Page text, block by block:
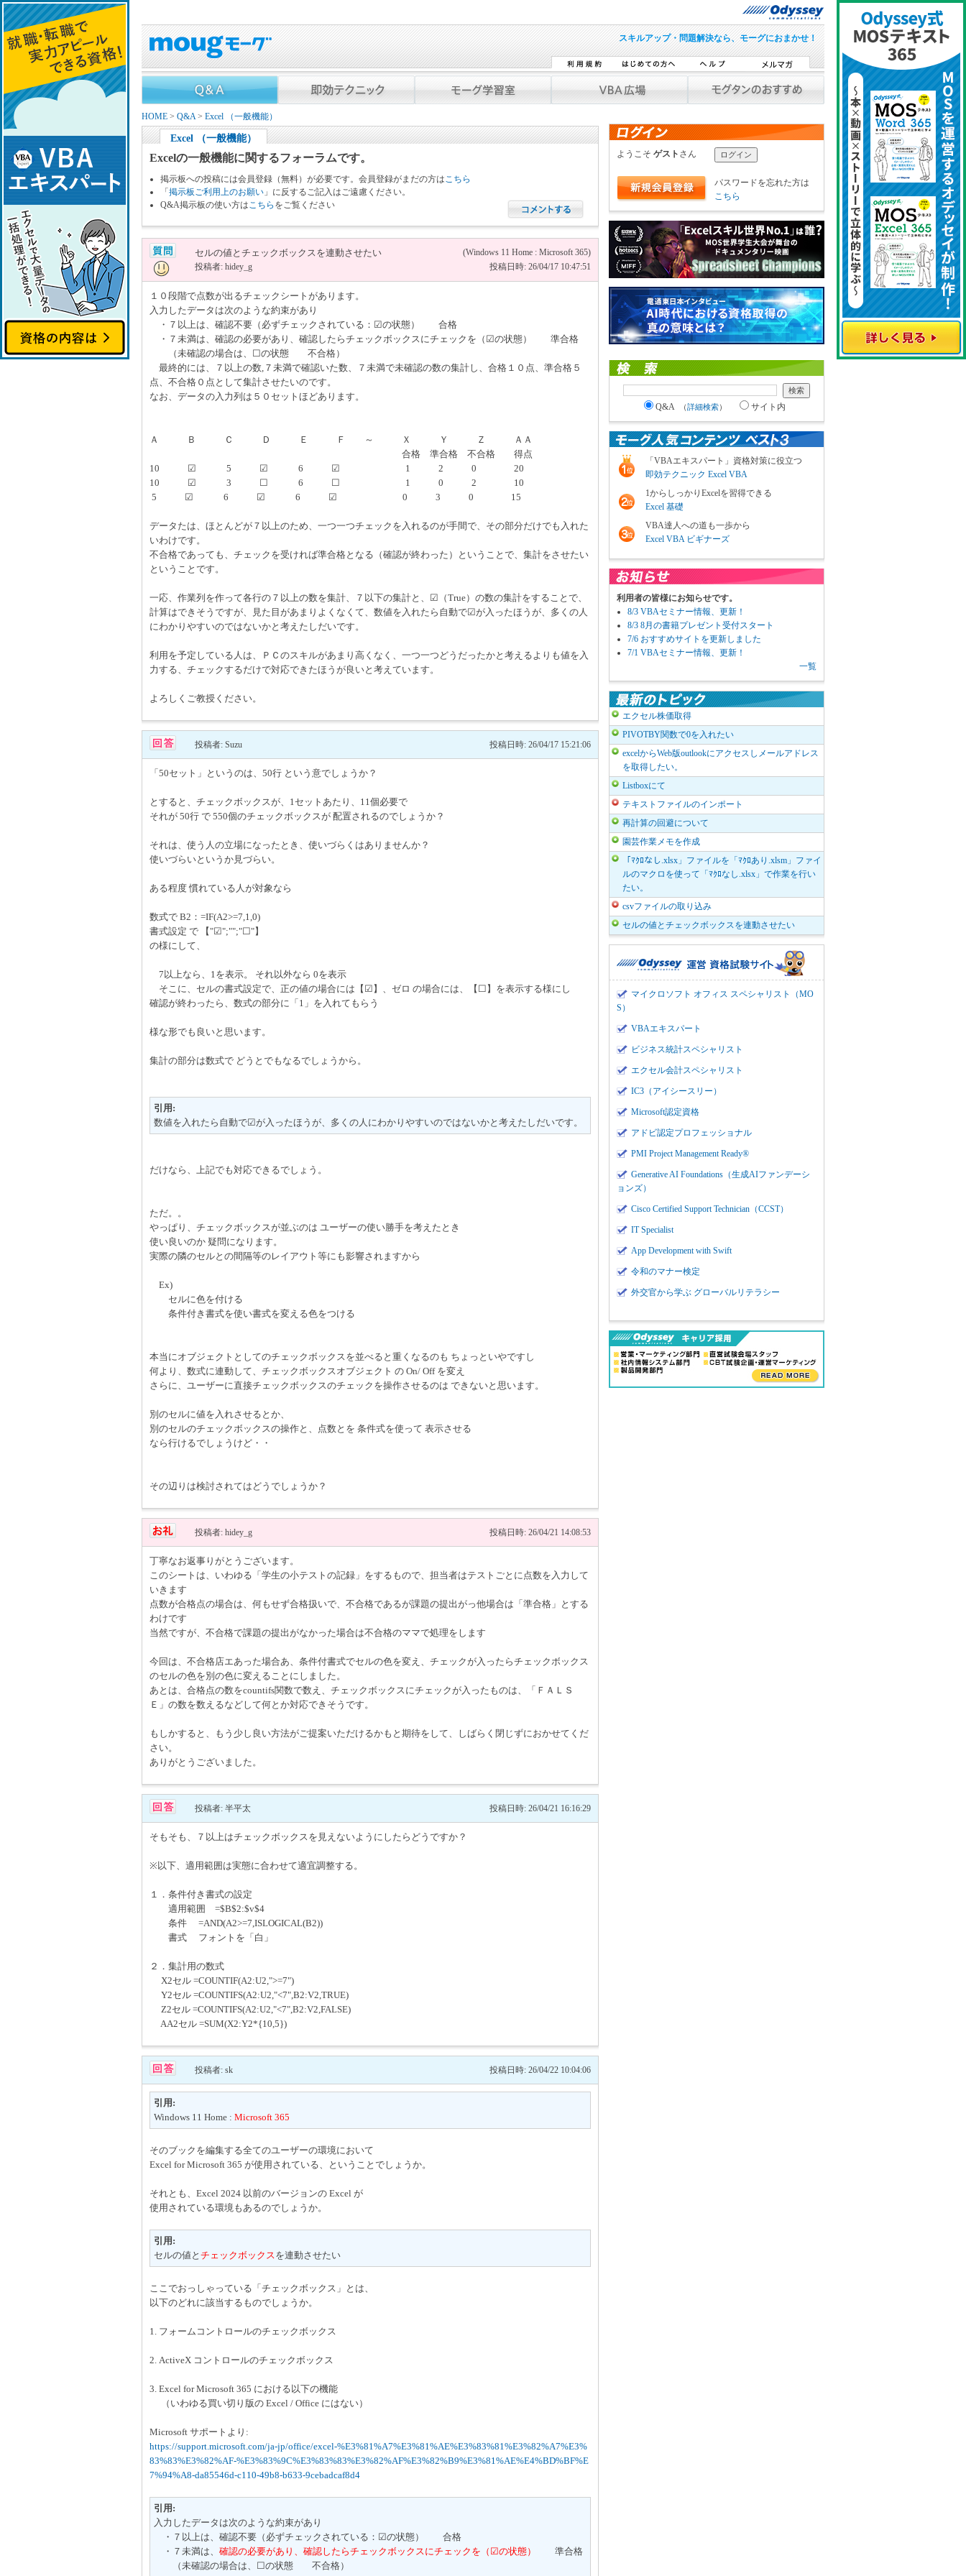
スキルアップ・問題解決なら、モーグにおまかせ！
HOME > Q&A> Excel （一般機能）
Excel （一般機能）
Excelの一般機能に関するフォーラムです。
掲示板への投稿には会員登録（無料）が必要です。会員登録がまだの方は こちら
「掲示板ご利用上のお願い 」に反するご記入はご遠慮ください。
Q&A掲示板の使い方は こちら をご覧ください
(Windows 11 Home : Microsoft 365)
セルの値とチェックボックスを連動させたい
投稿日時: 26/04/17 10:47:51
投稿者: hidey_g
１０段階で点数が出るチェックシートがあります。
入力したデータは次のような約束があり
・７以上は、確認不要（必ずチェックされている：☑の状態） 合格
・７未満は、確認の必要があり、確認したらチェックボックスにチェックを（☑の状態） 準合格
（未確認の場合は、☐の状態 不合格）
最終的には、７以上の数,７未満で確認いた数、７未満で未確認の数の集計し、合格１０点、準合格５
点、不合格０点として集計させたいのです。
なお、データの入力列は５０セットほどあります。
Ａ Ｂ Ｃ Ｄ Ｅ Ｆ ～ Ｘ Ｙ Ｚ ＡＡ
合格 準合格 不合格 得点
10 ☑ 5 ☑ 6 ☑ 1 2 0 20
10 ☑ 3 ☐ 6 ☐ 1 0 2 10
5 ☑ 6 ☑ 6 ☑ 0 3 0 15
データたは、ほとんどが７以上のため、一つ一つチェックを入れるのが手間で、その部分だけでも入れた
いわけです。
不合格であっても、チェックを受ければ準合格となる（確認が終わった）ということで、集計をさせたい
ということです。
一応、作業列を作って各行の７以上の数を集計、７以下の集計と、☑（True）の数の集計をすることで、
計算はできそうですが、見た目があまりよくなくて、数値を入れたら自動で☑が入ったほうが、多くの人
にわかりやすいのではないかと考えたしだいです。
利用を予定している人は、ＰＣのスキルがあまり高くなく、一つ一つどうだったかと考えるよりも値を入
力する、チェックするだけで対応できたほうが良いと考えています。
よろしくご教授ください。
投稿日時: 26/04/17 15:21:06
投稿者: Suzu
「50セット」というのは、50行 という意でしょうか？
とすると、チェックボックスが、1セットあたり、11個必要で
それが 50行 で 550個のチェックボックスが 配置されるのでしょうか？
それは、使う人の立場になったとき、使いづらくはありませんか？
使いづらいというか見づらい。
ある程度 慣れている人が対象なら
数式で B2：=IF(A2>=7,1,0)
書式設定 で 【"☑";"";"☐"】
の様にして、
7以上なら、1を表示。 それ以外なら 0を表示
そこに、セルの書式設定で、正の値の場合には【☑】、ゼロ の場合には、【☐】を表示する様にし
確認が終わったら、数式の部分に「1」を入れてもらう
様な形でも良いと思います。
集計の部分は数式で どうとでもなるでしょうから。
引用:
数値を入れたら自動で☑が入ったほうが、多くの人にわかりやすいのではないかと考えたしだいです。
だけなら、上記でも対応できるでしょう。
ただ。。
やっぱり、チェックボックスが並ぶのは ユーザーの使い勝手を考えたとき
使い良いのか 疑問になります。
実際の隣のセルとの間隔等のレイアウト等にも影響されますから
Ex)
セルに色を付ける
条件付き書式を使い書式を変える色をつける
本当にオブジェクトとしてのチェックボックスを並べると重くなるのも ちょっといやですし
何より、数式に連動して、チェックボックスオブジェクト の On/ Off を変え
さらに、ユーザーに直接チェックボックスのチェックを操作させるのは できないと思います。
別のセルに値を入れさせるとか、
別のセルのチェックボックスの操作と、点数とを 条件式を使って 表示させる
なら行けるでしょうけど・・
その辺りは検討されてはどうでしょうか？
投稿日時: 26/04/21 14:08:53
投稿者: hidey_g
丁寧なお返事りがとうございます。
このシートは、いわゆる「学生の小テストの記録」をするもので、担当者はテストごとに点数を入力して
いきます
点数が合格点の場合は、何もせず合格扱いで、不合格であるが課題の提出がっ他場合は「準合格」とする
わけです
当然ですが、不合格で課題の提出がなかった場合は不合格のママで処理をします
今回は、不合格店エあった場合あ、条件付書式でセルの色を変え、チェックが入ったらチェックボックス
のセルの色を別の色に変えることにしました。
あとは、合格点の数をcountifs関数で数え、チェックボックスにチェックが入ったものは、「ＦＡＬＳ
Ｅ」の数を数えるなどして何とか対応できそうです。
もしかすると、もう少し良い方法がご提案いただけるかもと期待をして、しばらく閉じずにおかせてくだ
さい。
ありがとうございました。
投稿日時: 26/04/21 16:16:29
投稿者: 半平太
そもそも、７以上はチェックボックスを見えないようにしたらどうですか？
※以下、適用範囲は実態に合わせて適宜調整する。
１．条件付き書式の設定
適用範囲 =$B$2:$v$4
条件 =AND(A2>=7,ISLOGICAL(B2))
書式 フォントを「白」
２．集計用の数式
X2セル =COUNTIF(A2:U2,">=7")
Y2セル =COUNTIFS(A2:U2,"<7",B2:V2,TRUE)
Z2セル =COUNTIFS(A2:U2,"<7",B2:V2,FALSE)
AA2セル =SUM(X2:Y2*{10,5})
投稿日時: 26/04/22 10:04:06
投稿者: sk
引用:
Windows 11 Home : Microsoft 365
そのブックを編集する全てのユーザーの環境において
Excel for Microsoft 365 が使用されている、ということでしょうか。
それとも、Excel 2024 以前のバージョンの Excel が
使用されている環境もあるのでしょうか。
引用:
セルの値と チェックボックス を連動させたい
ここでおっしゃっている「チェックボックス」とは、
以下のどれに該当するものでしょうか。
1. フォームコントロールのチェックボックス
2. ActiveX コントロールのチェックボックス
3. Excel for Microsoft 365 における以下の機能
（いわゆる買い切り版の Excel / Office にはない）
Microsoft サポートより:
https://support.microsoft.com/ja-jp/office/excel-%E3%81%A7%E3%81%AE%E3%83%81%E3%82%A7%E3%
83%83%E3%82%AF-%E3%83%9C%E3%83%83%E3%82%AF%E3%82%B9%E3%81%AE%E4%BD%BF%E
7%94%A8-da85546d-c110-49b8-b633-9cebadcaf8d4
引用:
入力したデータは次のような約束があり
・７以上は、確認不要（必ずチェックされている：☑の状態） 合格
・７未満は、 確認の必要があり、確認したらチェックボックスにチェックを（☑の状態）
準合格
（未確認の場合は、☐の状態 不合格）
ようこそ ゲスト さん
パスワードを忘れた方は
こちら
Q&A （詳細検索） サイト内
「VBAエキスパート」資格対策に役立つ
即効テクニック Excel VBA
1からしっかりExcelを習得できる
Excel 基礎
VBA達人への道も一歩から
Excel VBA ビギナーズ
利用者の皆様にお知らせです。
8/3 VBAセミナー情報、更新！
8/3 8月の書籍プレゼント受付スタート
7/6 おすすめサイトを更新しました
7/1 VBAセミナー情報、更新！
一覧
エクセル株価取得
PIVOTBY関数で0を入れたい
excelからWeb版outlookにアクセスしメールアドレス
を取得したい。
Listboxにて
テキストファイルのインポート
再計算の回避について
園芸作業メモを作成
「ﾏｸﾛなし.xlsx」ファイルを「ﾏｸﾛあり.xlsm」ファイ
ルのマクロを使って「ﾏｸﾛなし.xlsx」で作業を行い
たい。
csvファイルの取り込み
セルの値とチェックボックスを連動させたい
マイクロソフト オフィス スペシャリスト（MO
S）
VBAエキスパート
ビジネス統計スペシャリスト
エクセル会計スペシャリスト
IC3（アイシースリー）
Microsoft認定資格
アドビ認定プロフェッショナル
PMI Project Management Ready®
Generative AI Foundations（生成AIファンデーシ
ョンズ）
Cisco Certified Support Technician（CCST）
IT Specialist
App Development with Swift
令和のマナー検定
外交官から学ぶ グローバルリテラシー